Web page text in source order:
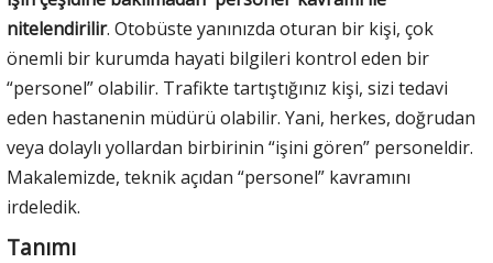
nitelendirilir. Otobüste yanınızda oturan bir kişi, çok
önemli bir kurumda hayati bilgileri kontrol eden bir
“personel” olabilir. Trafikte tartıştığınız kişi, sizi tedavi
eden hastanenin müdürü olabilir. Yani, herkes, doğrudan
veya dolaylı yollardan birbirinin “işini gören” personeldir.
Makalemizde, teknik açıdan “personel” kavramını
irdeledik.
Tanımı